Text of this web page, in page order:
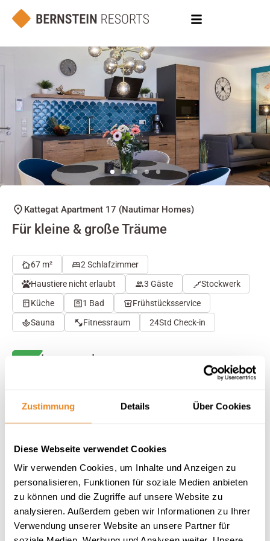
Zustimmung Details Über Cookies
Diese Webseite verwendet Cookies
Wir verwenden Cookies, um Inhalte und Anzeigen zu
personalisieren, Funktionen für soziale Medien anbieten
zu können und die Zugriffe auf unsere Website zu
analysieren. Außerdem geben wir Informationen zu Ihrer
Verwendung unserer Website an unsere Partner für
Kattegat Apartment 17 (Nautimar Homes)
Für kleine & große Träume
67 m²
2 Schlafzimmer
Haustiere nicht erlaubt
3 Gäste
Stockwerk
Küche
1 Bad
Frühstücksservice
Sauna
Fitnessraum 24Std Check-in
Herausragend
Auf die Merkliste
Ausstattung
28 Bewertungen